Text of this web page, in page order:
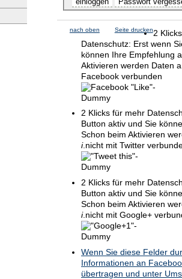
nach oben Seite drucken2
Datenschutz: Erst wenn
können Ihre Empfehlung
Aktivieren werden Daten
Facebook verbunden
2 Klicks für mehr
Button aktiv und Sie
Schon beim Aktivieren
i.nicht mit Twitter
2 Klicks für mehr
Button aktiv und Sie
Schon beim Aktivieren
i.nicht mit Google+
Wenn Sie diese Felder
Informationen an
übertragen und unter